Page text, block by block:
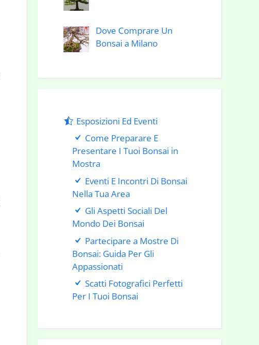
Dove Comprare Un
Bonsai a Milano
Esposizioni Ed Eventi
Come Preparare E
Presentare I Tuoi Bonsai in
Mostra
Eventi E Incontri Di Bonsai
Nella Tua Area
Gli Aspetti Sociali Del
Mondo Dei Bonsai
Partecipare a Mostre Di
Bonsai: Guida Per Gli
Appassionati
Scatti Fotografici Perfetti
Per I Tuoi Bonsai